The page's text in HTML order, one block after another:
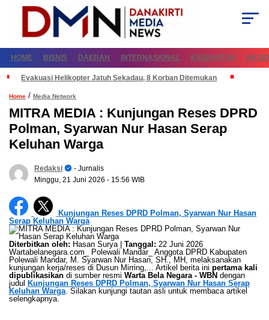
HOME BISNIS DAERAH INTERNASIONAL KESEHATAN
Evakuasi Helikopter Jatuh Sekadau, 8 Korban Ditemukan
Home / Media Network
MITRA MEDIA : Kunjungan Reses DPRD
Polman, Syarwan Nur Hasan Serap
Keluhan Warga
Redaksi
- Jurnalis
Minggu, 21 Juni 2026 - 15:56 WIB
Kunjungan Reses DPRD Polman, Syarwan Nur Hasan
Serap Keluhan Warga
Diterbitkan oleh: Hasan Surya | Tanggal: 22 Juni 2026
Wartabelanegara.com_ Polewali Mandar_ Anggota DPRD Kabupaten
Polewali Mandar, M. Syarwan Nur Hasan, SH., MH, melaksanakan
kunjungan kerja/reses di Dusun Mirring,... Artikel berita ini pertama kali
dipublikasikan di sumber resmi Warta Bela Negara - WBN dengan
judul Kunjungan Reses DPRD Polman, Syarwan Nur Hasan Serap
Keluhan Warga. Silakan kunjungi tautan asli untuk membaca artikel
selengkapnya.